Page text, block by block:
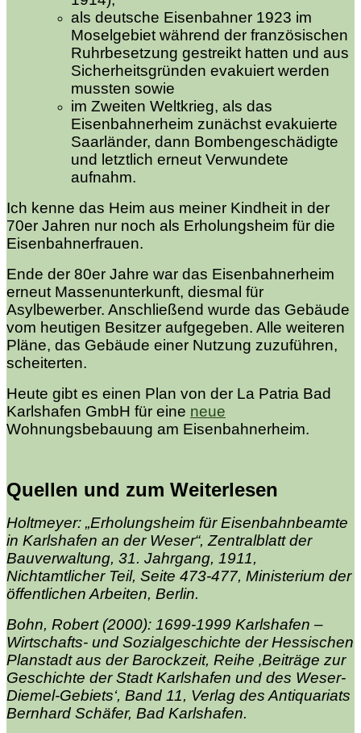
als deutsche Eisenbahner 1923 im
Moselgebiet während der französischen
Ruhrbesetzung gestreikt hatten und aus
Sicherheitsgründen evakuiert werden
mussten sowie
im Zweiten Weltkrieg, als das
Eisenbahnerheim zunächst evakuierte
Saarländer, dann Bombengeschädigte
und letztlich erneut Verwundete
aufnahm.
Ich kenne das Heim aus meiner Kindheit in der
70er Jahren nur noch als Erholungsheim für die
Eisenbahnerfrauen.
Ende der 80er Jahre war das Eisenbahnerheim
erneut Massenunterkunft, diesmal für
Asylbewerber. Anschließend wurde das Gebäude
vom heutigen Besitzer aufgegeben. Alle weiteren
Pläne, das Gebäude einer Nutzung zuzuführen,
scheiterten.
Heute gibt es einen Plan von der La Patria Bad
Karlshafen GmbH für eine neue
Wohnungsbebauung am Eisenbahnerheim.
Quellen und zum Weiterlesen
Holtmeyer: „Erholungsheim für Eisenbahnbeamte
in Karlshafen an der Weser“, Zentralblatt der
Bauverwaltung, 31. Jahrgang, 1911,
Nichtamtlicher Teil, Seite 473-477, Ministerium der
öffentlichen Arbeiten, Berlin.
Bohn, Robert (2000): 1699-1999 Karlshafen –
Wirtschafts- und Sozialgeschichte der Hessischen
Planstadt aus der Barockzeit, Reihe ‚Beiträge zur
Geschichte der Stadt Karlshafen und des Weser-
Diemel-Gebiets‘, Band 11, Verlag des Antiquariats
Bernhard Schäfer, Bad Karlshafen.